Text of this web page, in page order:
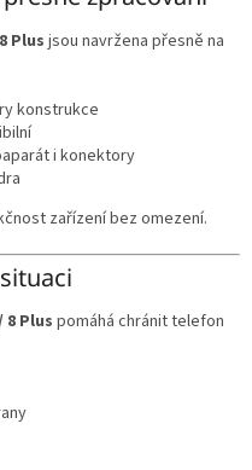
Plus jsou navržena přesně na
konstrukce
i konektory
zařízení bez omezení.
Plus pomáhá chránit telefon